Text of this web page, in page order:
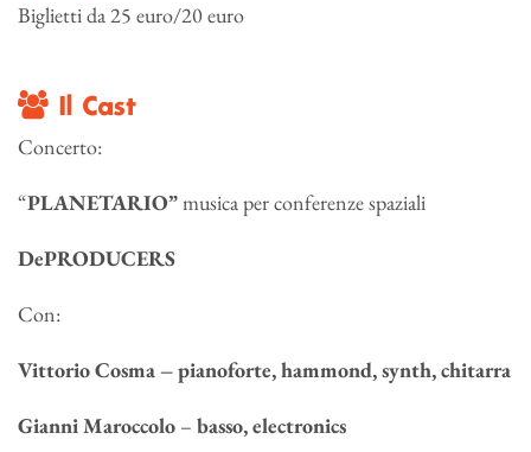
Biglietti da 25 euro/20 euro
Il Cast
Concerto:
“PLANETARIO”musica per conferenze spaziali
DePRODUCERS
Con:
Vittorio Cosma – pianoforte, hammond, synth, chitarra
Gianni Maroccolo – basso, electronics